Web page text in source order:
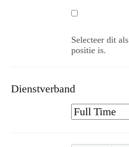
Selecteer dit
positie is.
Dienstverband